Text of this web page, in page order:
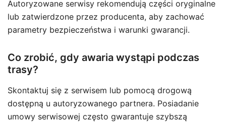
Autoryzowane serwisy rekomendują części oryginalne
lub zatwierdzone przez producenta, aby zachować
parametry bezpieczeństwa i warunki gwarancji.
Co zrobić, gdy awaria wystąpi podczas
trasy?
Skontaktuj się z serwisem lub pomocą drogową
dostępną u autoryzowanego partnera. Posiadanie
umowy serwisowej często gwarantuje szybszą